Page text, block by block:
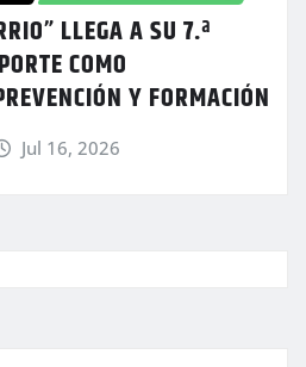
LLEGA A SU 7.ª
COMO
Y FORMACIÓN
Jul 16, 2026